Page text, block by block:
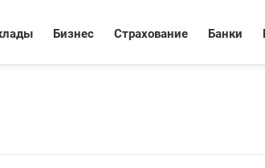
Бизнес Страхование Банки